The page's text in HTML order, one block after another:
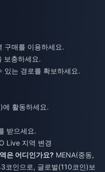
구매를 이용하세요.
보충하세요.
있는 경로를 확보하세요.
활동하세요.
받으세요.
Live 지역 변경
은 어디인가요? MENA(중동,
코인으로, 글로벌(110코인)보